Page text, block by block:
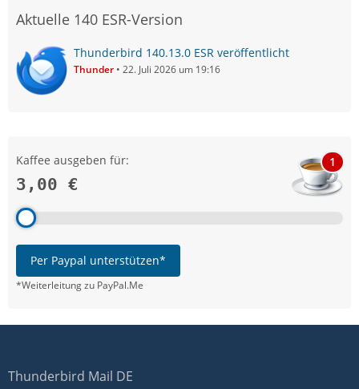
Aktuelle 140 ESR-Version
Thunderbird 140.13.0 ESR veröffentlicht
Thunder 22. Juli 2026 um 19:16
Kaffee ausgeben für:
3,00 €
1
Per Paypal unterstützen*
*Weiterleitung zu PayPal.Me
Thunderbird Mail DE